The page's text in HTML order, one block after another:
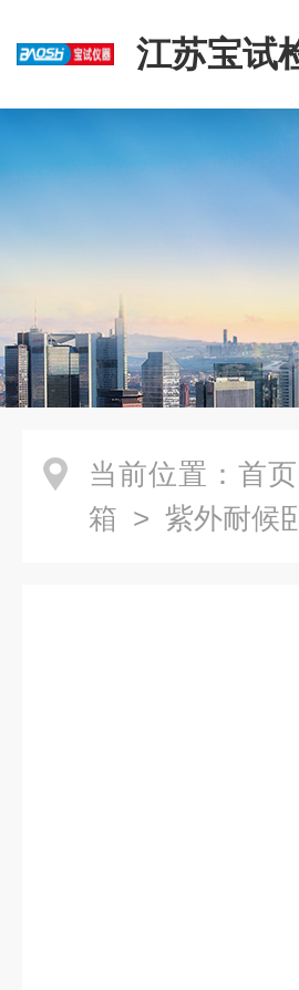
江苏宝试
当前位置： 首页
箱 > 紫外耐候